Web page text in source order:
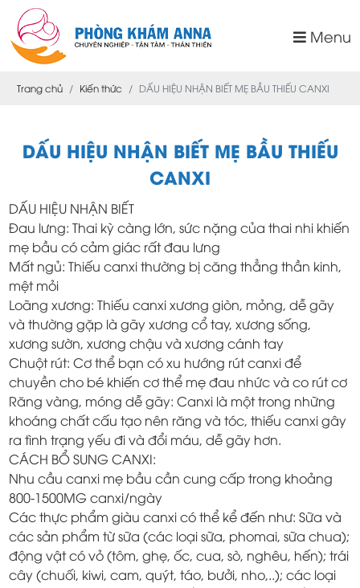
Menu
Trang chủ Kiến thức DẤU HIỆU NHẬN BIẾT MẸ BẦU THIẾU CANXI
DẤU HIỆU NHẬN BIẾT MẸ BẦU THIẾU
CANXI
DẤU HIỆU NHẬN BIẾT
Đau lưng: Thai kỳ càng lớn, sức nặng của thai nhi khiến
mẹ bầu có cảm giác rất đau lưng
Mất ngủ: Thiếu canxi thường bị căng thẳng thần kinh,
mệt mỏi
Loãng xương: Thiếu canxi xương giòn, mỏng, dễ gãy
và thường gặp là gãy xương cổ tay, xương sống,
xương sườn, xương chậu và xương cánh tay
Chuột rút: Cơ thể bạn có xu hướng rút canxi để
chuyền cho bé khiến cơ thể mẹ đau nhức và co rút cơ
Răng vàng, móng dễ gãy: Canxi là một trong những
khoáng chất cấu tạo nên răng và tóc, thiếu canxi gây
ra tình trạng yếu đi và đổi máu, dễ gãy hơn.
CÁCH BỔ SUNG CANXI:
Nhu cầu canxi mẹ bầu cần cung cấp trong khoảng
800-1500MG canxi/ngày
Các thực phẩm giàu canxi có thể kể đến như: Sữa và
các sản phẩm từ sữa (các loại sữa, phomai, sữa chua);
động vật có vỏ (tôm, ghẹ, ốc, cua, sò, nghêu, hến); trái
cây (chuối, kiwi, cam, quýt, táo, bưởi, nho,..); các loại